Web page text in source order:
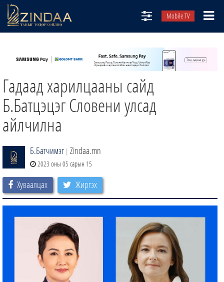
Mobile TV
ТВ8
ӨГЛӨӨНИЙ СОНИН
АУДИО ЗОХИОЛ
ЗИНДАА СЭТГҮҮЛ
Гадаад харилцааны сайд
Б.Батцэцэг Словени улсад
айлчилна
Б.Батчимэг | Zindaa.mn
2023 оны 05 сарын 15
Хуваалцах Жиргэх